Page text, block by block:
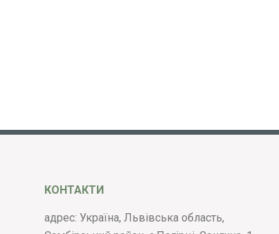
КОНТАКТИ
адрес: Україна, Львівська область,